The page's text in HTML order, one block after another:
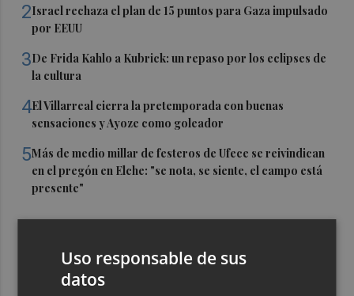
2Israel rechaza el plan de 15 puntos para Gaza impulsado
por EEUU
3De Frida Kahlo a Kubrick: un repaso por los eclipses de
la cultura
4El Villarreal cierra la pretemporada con buenas
sensaciones y Ayoze como goleador
5Más de medio millar de festeros de Ufece se reivindican
en el pregón en Elche: "se nota, se siente, el campo está
presente"
Uso responsable de sus
datos